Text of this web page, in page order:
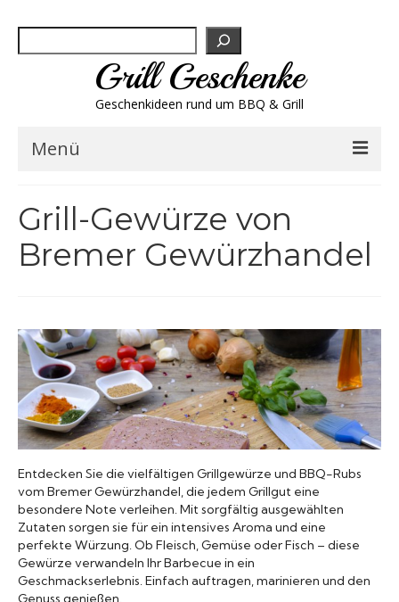
Grill Geschenke
Geschenkideen rund um BBQ & Grill
Menü
Grillfleisch & Wurst
Grillgewürze
Grillsaucen
Bücher
Grill-Gewürze von
Bremer Gewürzhandel
Entdecken Sie die vielfältigen Grillgewürze und BBQ-Rubs
vom Bremer Gewürzhandel, die jedem Grillgut eine
besondere Note verleihen. Mit sorgfältig ausgewählten
Zutaten sorgen sie für ein intensives Aroma und eine
perfekte Würzung. Ob Fleisch, Gemüse oder Fisch – diese
Gewürze verwandeln Ihr Barbecue in ein
Geschmackserlebnis. Einfach auftragen, marinieren und den
Genuss genießen.